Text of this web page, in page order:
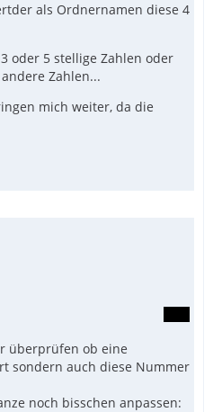
als Ordnernamen diese 4
oder 5 stellige Zahlen oder
Zahlen...
mich weiter, da die
überprüfen ob eine
sondern auch diese Nummer
noch bisschen anpassen: